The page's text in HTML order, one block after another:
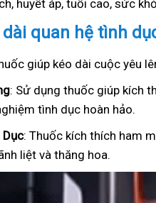
huyết áp, tuổi cao, sức
quan hệ tình
giúp kéo dài cuộc yêu
: Sử dụng thuốc giúp kích
tình dục hoàn hảo.
: Thuốc kích thích ham
liệt và thăng hoa.